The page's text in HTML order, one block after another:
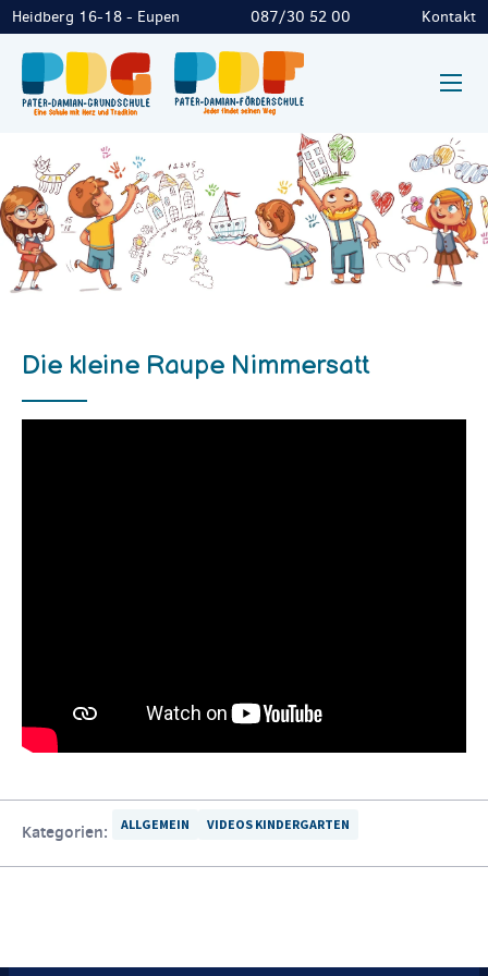
Heidberg 16-18 - Eupen 087/30 52 00 Kontakt
Die kleine Raupe Nimmersatt
Kategorien: ALLGEMEIN VIDEOS KINDERGARTEN